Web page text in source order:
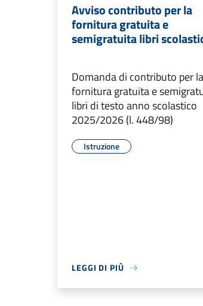
Avviso contributo per la
fornitura gratuita e
semigratuita libri
Domanda di contributo per la
fornitura gratuita e
libri di testo anno scolastico
2025/2026 (l. 448/98)
Istruzione
LEGGI DI PIÙ